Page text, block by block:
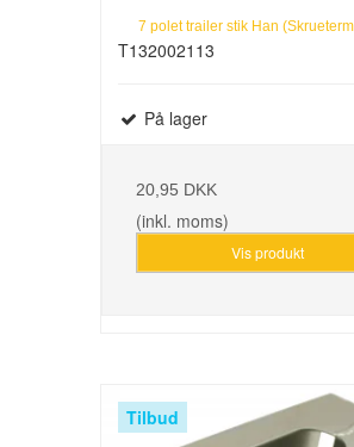
7 polet trailer stik Han
T132002113
På lager
20,95 DKK
(inkl. moms)
Vis produkt
Tilbud